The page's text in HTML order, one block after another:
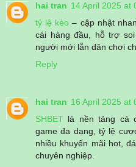
hai tran 14 April 2025 at
tỷ lệ kèo – cập nhật
cái hàng đầu, hỗ trợ
người mới lẫn dân chơi
Reply
hai tran 16 April 2025 at
SHBET là nền tảng cá
game đa dạng, tỷ lệ
nhiều khuyến mãi hot,
chuyên nghiệp.